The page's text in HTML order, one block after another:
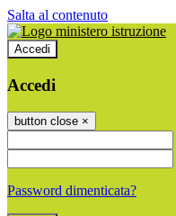
Salta al contenuto
Accedi
Accedi
button close ×
Password dimenticata?